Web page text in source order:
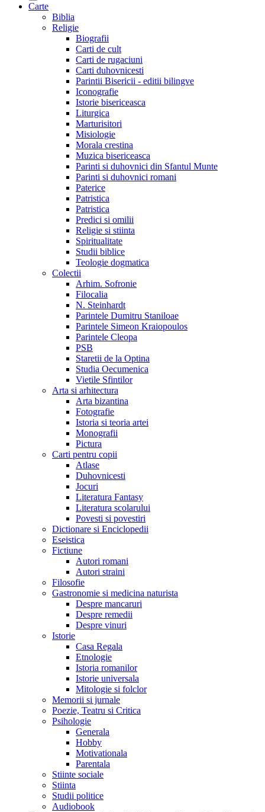
Carte
Biblia
Religie
Biografii
Carti de cult
Carti de rugaciuni
Carti duhovnicesti
Parintii Bisericii - editii bilingve
Iconografie
Istorie bisericeasca
Liturgica
Marturisitori
Misiologie
Morala crestina
Muzica bisericeasca
Parinti si duhovnici din Sfantul Munte
Parinti si duhovnici romani
Paterice
Patristica
Patristica
Predici si omilii
Religie si stiinta
Spiritualitate
Studii biblice
Teologie dogmatica
Colectii
Arhim. Sofronie
Filocalia
N. Steinhardt
Parintele Dumitru Staniloae
Parintele Simeon Kraiopoulos
Parintele Cleopa
PSB
Staretii de la Optina
Studia Oecumenica
Vietile Sfintilor
Arta si arhitectura
Arta bizantina
Fotografie
Istoria si teoria artei
Monografii
Pictura
Carti pentru copii
Atlase
Duhovnicesti
Jocuri
Literatura Fantasy
Literatura scolarului
Povesti si povestiri
Dictionare si Enciclopedii
Eseistica
Fictiune
Autori romani
Autori straini
Filosofie
Gastronomie si medicina naturista
Despre mancaruri
Despre remedii
Despre vinuri
Istorie
Casa Regala
Etnologie
Istoria romanilor
Istorie universala
Mitologie si folclor
Memorii si jurnale
Poezie, Teatru si Critica
Psihologie
Generala
Hobby
Motivationala
Parentala
Stiinte sociale
Stiinta
Studii politice
Audiobook